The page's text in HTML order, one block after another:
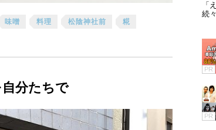
味噌 料理 松陰神社前 糀
分たちで
「
続
PR
PR